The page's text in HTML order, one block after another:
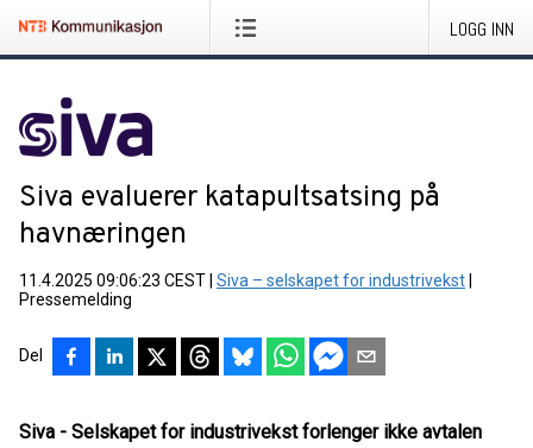
LOGG INN
Siva evaluerer katapultsatsing på
havnæringen
11.4.2025 09:06:23 CEST Siva – selskapet for industrivekst
Pressemelding
Del
Siva - Selskapet for industrivekst forlenger ikke avtalen